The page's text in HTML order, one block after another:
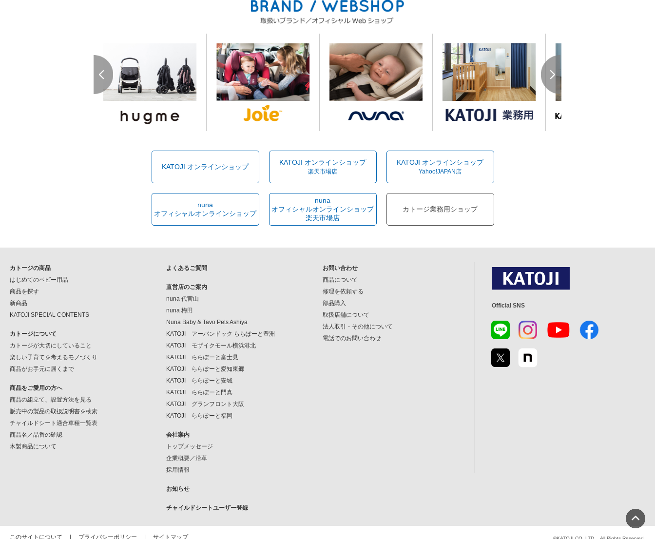
KATOJI オンラインショップ
KATOJI オンラインショップ
楽天市場店
KATOJI オンラインショップ
Yahoo!JAPAN店
nuna
オフィシャルオンラインショップ
nuna
オフィシャルオンラインショップ
楽天市場店
カトージ業務用ショップ
カトージの商品
はじめてのベビー用品
商品を探す
新商品
KATOJI SPECIAL CONTENTS
カトージについて
カトージが大切にしていること
楽しい子育てを考えるモノづくり
商品がお手元に届くまで
商品をご愛用の方へ
商品の組立て、設置方法を見る
販売中の製品の取扱説明書を検索
チャイルドシート適合車種一覧表
商品名／品番の確認
木製商品について
よくあるご質問
直営店のご案内
nuna 代官山
nuna 梅田
Nuna Baby & Tavo Pets Ashiya
KATOJI アーバンドック ららぽーと豊洲
KATOJI モザイクモール横浜港北
KATOJI ららぽーと富士見
KATOJI ららぽーと愛知東郷
KATOJI ららぽーと安城
KATOJI ららぽーと門真
KATOJI グランフロント大阪
KATOJI ららぽーと福岡
会社案内
トップメッセージ
企業概要／沿革
採用情報
お知らせ
チャイルドシートユーザー登録
お問い合わせ
商品について
修理を依頼する
部品購入
取扱店舗について
法人取引・その他について
電話でのお問い合わせ
Official SNS
このサイトについて プライバシーポリシー サイトマップ